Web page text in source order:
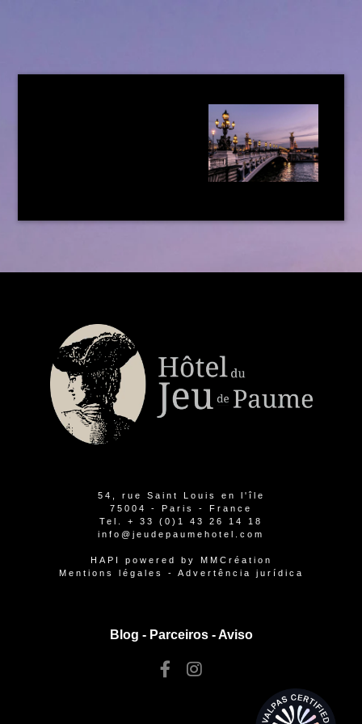
54, rue Saint Louis en l'île
75004 - Paris - France
Tel. + 33 (0)1 43 26 14 18
info@jeudepaumehotel.com
HAPI powered by
MMCréation
Mentions légales
- Advertência jurídica
Blog - Parceiros-Aviso